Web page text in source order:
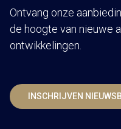
Ontvang onze
de hoogte van nieuwe
ontwikkelingen.
INSCHRIJVEN